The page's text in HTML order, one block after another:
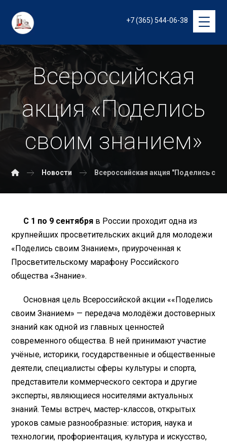
+7 (365) 544-06-38
Всероссийская
акция «Поделись
своим знанием»
Новости Всероссийская акция "Поделись
С 1 по 9 сентября в России проходит одна из
крупнейших просветительских акций для молодежи
«Поделись своим Знанием», приуроченная к
Просветительскому марафону Российского
общества «Знание».
Основная цель Всероссийской акции ««Поделись
своим Знанием» — передача молодёжи достоверных
знаний как одной из главных ценностей
современного общества. В ней принимают участие
учёные, историки, государственные и общественные
деятели, специалисты сферы культуры и спорта,
представители коммерческого сектора и другие
эксперты, являющиеся носителями актуальных
знаний. Темы встреч, мастер-классов, открытых
уроков самые разнообразные: история, наука и
технологии, профориентация, культура и искусство,